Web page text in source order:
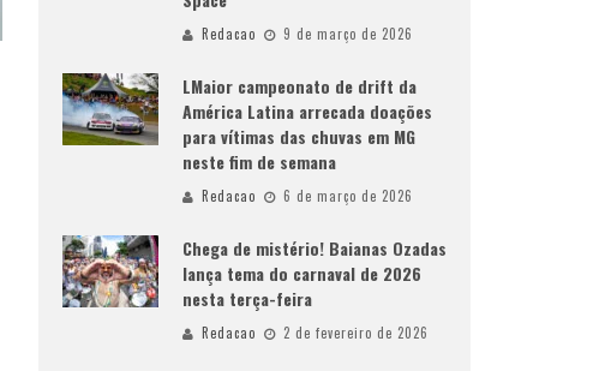
Redacao 9 de março de 2026
LMaior campeonato de drift da
América Latina arrecada doações
para vítimas das chuvas em MG
neste fim de semana
Redacao 6 de março de 2026
Chega de mistério! Baianas Ozadas
lança tema do carnaval de 2026
nesta terça-feira
Redacao 2 de fevereiro de 2026